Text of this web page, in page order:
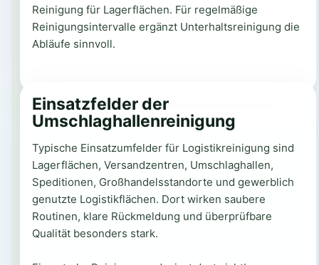
Reinigung für Lagerflächen. Für regelmäßige
Reinigungsintervalle ergänzt Unterhaltsreinigung die
Abläufe sinnvoll.
Einsatzfelder der
Umschlaghallenreinigung
Typische Einsatzumfelder für Logistikreinigung sind
Lagerflächen, Versandzentren, Umschlaghallen,
Speditionen, Großhandelsstandorte und gewerblich
genutzte Logistikflächen. Dort wirken saubere
Routinen, klare Rückmeldung und überprüfbare
Qualität besonders stark.